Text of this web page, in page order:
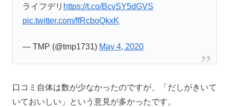
ライフデリ https://t.co/BcvSY5dGVS
pic.twitter.com/ffRcboQkxK
— TMP (@tmp1731) May 4, 2020
口コミ自体は数が少なかったのですが、「だしがきいて
いておいしい」という意見が多かったです。